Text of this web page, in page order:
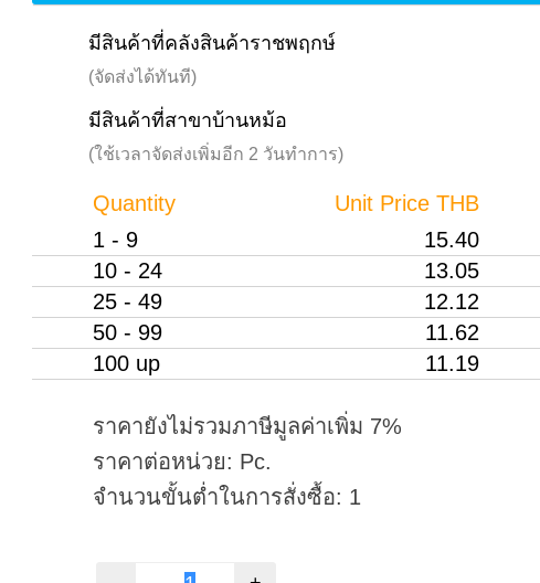
มีสินค้าที่คลังสินค้าราชพฤกษ์
(จัดส่งได้ทันที)
มีสินค้าที่สาขาบ้านหม้อ
(ใช้เวลาจัดส่งเพิ่มอีก 2 วันทำการ)
Quantity
Unit Price THB
1 - 9
15.40
10 - 24
13.05
25 - 49
12.12
50 - 99
11.62
100 up
11.19
ราคายังไม่รวมภาษีมูลค่าเพิ่ม 7%
ราคาต่อหน่วย: Pc.
จำนวนขั้นต่ำในการสั่งซื้อ: 1